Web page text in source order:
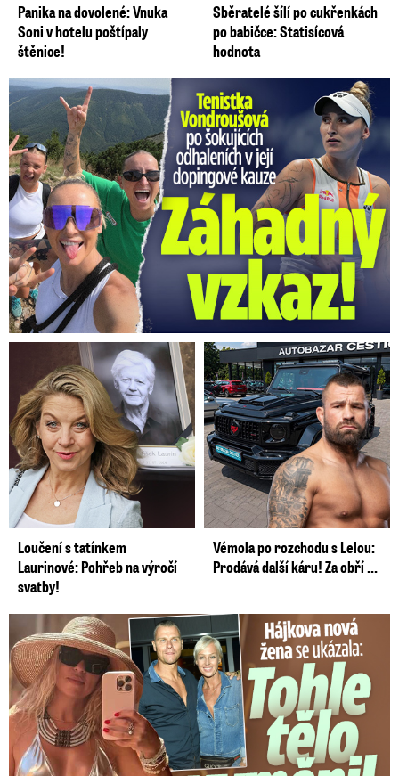
Panika na dovolené: Vnuka
Soni v hotelu poštípaly
štěnice!
Sběratelé šílí po cukřenkách
po babičce: Statisícová
hodnota
Vondroušová po šokujících odhaleních v kauze: Záhadný vzkaz!
Loučení s tatínkem
Laurinové: Pohřeb na výročí
svatby!
Vémola po rozchodu s Lelou:
Prodává další káru! Za obří ...
Tohle tělo nahradilo Belo: Nová partnerka se ukázala...